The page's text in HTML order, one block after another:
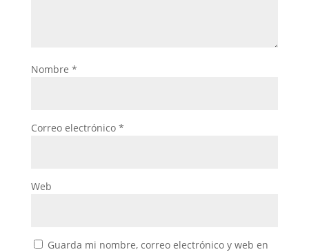
Nombre *
Correo electrónico *
Web
Guarda mi nombre, correo electrónico y web en